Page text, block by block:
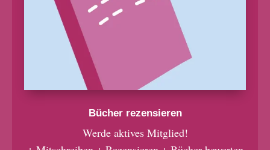
Bücher rezensieren
Werde aktives Mitglied!